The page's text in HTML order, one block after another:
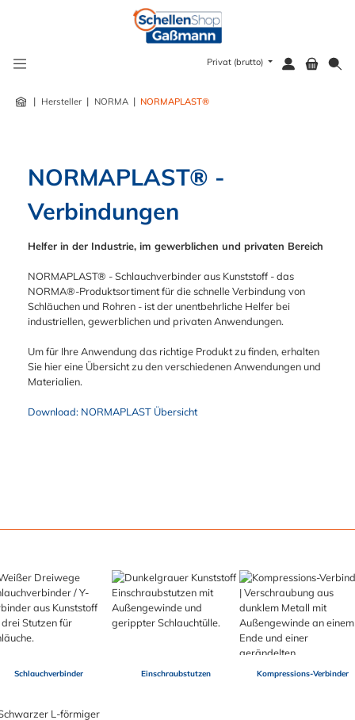
Privat (brutto)
| Hersteller | NORMA | NORMAPLAST®
NORMAPLAST® -
Verbindungen
Helfer in der Industrie, im gewerblichen und privaten Bereich
NORMAPLAST® - Schlauchverbinder aus Kunststoff - das
NORMA®-Produktsortiment für die schnelle Verbindung von
Schläuchen und Rohren - ist der unentbehrliche Helfer bei
industriellen, gewerblichen und privaten Anwendungen.
Um für Ihre Anwendung das richtige Produkt zu finden, erhalten
Sie hier eine Übersicht zu den verschiedenen Anwendungen und
Materialien.
Download: NORMAPLAST Übersicht
Schlauchverbinder Einschraubstutzen Kompressions-Verbinder